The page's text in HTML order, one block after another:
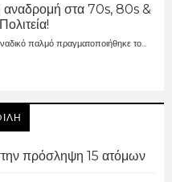
αναδρομή στα 70s, 80s &
παλμό πραγματοποιήθηκε το...
πρόσληψη 15 ατόμων